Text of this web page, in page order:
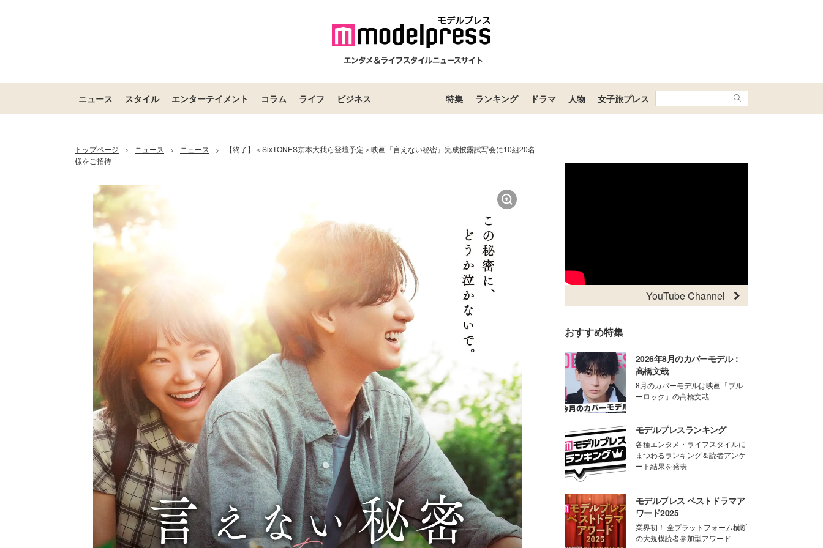
ニュース スタイル エンターテイメント コラム ライフ ビジネス 特集 ランキング ドラマ 人物 女子旅プレス
トップページ > ニュース > ニュース >
【終了】＜SixTONES京本大我ら登壇予定＞映画『言えない秘密』完成披露試写会に10組20名
様をご招待
YouTube Channel
おすすめ特集
2026年8月のカバーモデル：
高橋文哉
8月のカバーモデルは映画「ブル
ーロック」の高橋文哉
モデルプレスランキング
各種エンタメ・ライフスタイルに
まつわるランキング＆読者アンケ
ート結果を発表
モデルプレス ベストドラマア
ワード2025
業界初！ 全プラットフォーム横断
の大規模読者参加型アワード